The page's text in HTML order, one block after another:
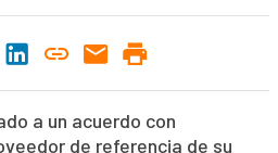
a un acuerdo con
de referencia de su